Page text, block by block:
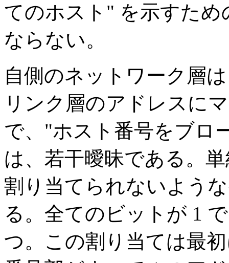
てのホスト" を示すた
ならない。
自側のネットワーク層
リンク層のアドレスに
で、"ホスト番号をブロ
は、若干曖昧である。
割り当てられないよう
る。全てのビットが 1
つ。この割り当ては最